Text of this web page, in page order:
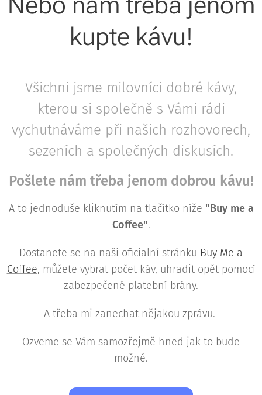
kupte kávu!
Všichni jsme milovníci dobré kávy,
kterou si společně s Vámi rádi
vychutnáváme při našich rozhovorech,
sezeních a společných diskusích.
Pošlete nám třeba jenom dobrou kávu!
A to jednoduše kliknutím na tlačítko níže "Buyme a
Coffee".
Dostanete se na naši oficialní stránku Buy Me a
Coffee, můžete vybrat počet káv, uhradit opět pomocí
zabezpečené platební brány.
A třeba mi zanechat nějakou zprávu.
Ozveme se Vám samozřejmě hned jak to bude
možné.